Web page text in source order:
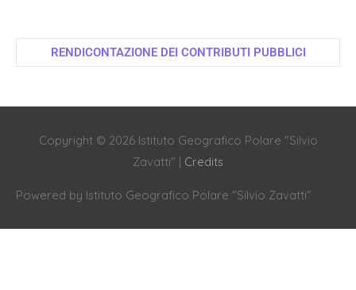
RENDICONTAZIONE DEI CONTRIBUTI PUBBLICI
Copyright © 2026 Istituto Geografico Polare "Silvio
Zavatti"
Credits
Powered by Istituto Geografico Polare "Silvio Zavatti"